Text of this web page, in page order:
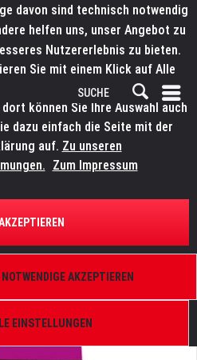
davon sind technisch notwendig
helfen uns, unser Angebot zu
Nutzererlebnis zu bieten.
Sie mit einem Klick auf Alle
finden Sie in den
können Sie Ihre Auswahl auch
dazu einfach die Seite mit der
auf. Zu unseren
Zum Impressum
EINSTELLUNGEN
AKZEPTIEREN